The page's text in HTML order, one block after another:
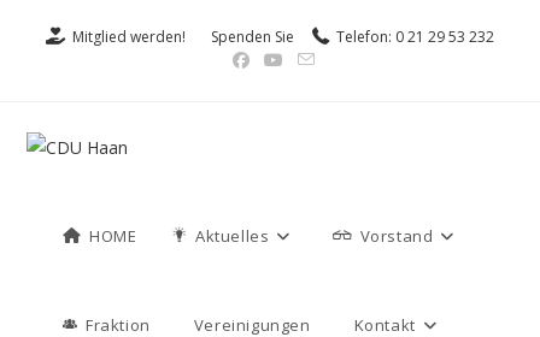
Mitglied werden! Spenden Sie Telefon: 0 21 29 53 232
HOME Aktuelles Vorstand
Fraktion Vereinigungen Kontakt